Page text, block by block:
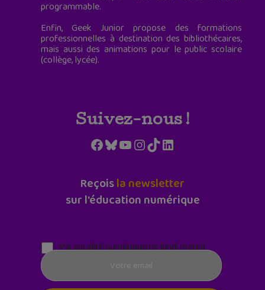
programmable.
Enfin, Geek Junior propose des formations
professionnelles à destination des bibliothécaires,
mais aussi des animations pour le public scolaire
(collège, lycée).
Suivez-nous !
Facebook
Bluesky
YouTube
Instagram
TikTokLinkedIn
Reçoisla newsletter
sur l'éducation numérique
Parentalité numérique (le lundi matin)